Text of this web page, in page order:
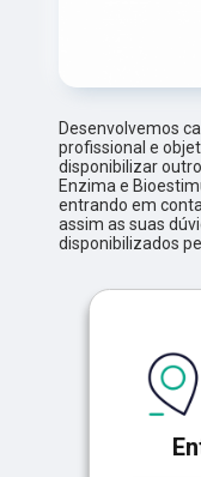
Desenvolvemos
profissional e
disponibilizar
Enzima e
entrando em
assim as suas
disponibilizados